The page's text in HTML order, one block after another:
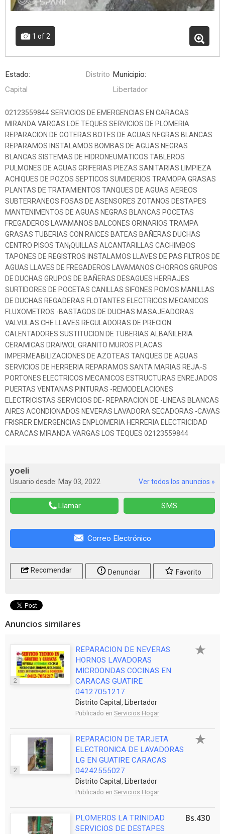
1 of 2
Estado:
Distrito
Capital
Municipio:
Libertador
02123559844 SERVICIOS DE EMERGENCIAS EN CARACAS
MIRANDA VARGAS LOE TEQUES SERVICIOS DE PLOMERIA
REPARACION DE GOTERAS BOTES DE AGUAS NEGRAS BLANCAS
REPARAMOS INSTALAMOS BOMBAS DE AGUAS NEGRAS
BLANCAS SISTEMAS DE HIDRONEUMATICOS TABLEROS
PULMONES DE AGUAS GRIFERIAS PIEZAS SANITARIAS LIMPIEZA
ACHIQUES DE POZOS SEPTICOS SUMIDERIOS TRAMOPA GRASAS
PLANTAS DE TRATAMIENTOS TANQUES DE AGUAS AEREOS
SUBTERRANEOS FOSAS DE ASENSORES ZOTANOS DESTAPES
MANTENIMENTOS DE AGUAS NEGRAS BLANCAS POCETAS
FREGADEROS LAVAMANOS BALCONES ORINARIOS TRAMPA
GRASAS TUBERIAS CON RAICES BATEAS BAÑERAS DUCHAS
CENTRO PISOS TAN¡QUILLAS ALCANTARILLAS CACHIMBOS
TAPONES DE REGISTROS INSTALAMOS LLAVES DE PAS FILTROS DE
AGUAS LLAVES DE FREGADEROS LAVAMANOS CHORROS GRUPOS
DE DUCHAS GRUPOS DE BAÑERAS DESAGUES HERRAJES
SURTIDORES DE POCETAS CANILLAS SIFONES POMOS MANILLAS
DE DUCHAS REGADERAS FLOTANTES ELECTRICOS MECANICOS
FLUXOMETROS -BASTAGOS DE DUCHAS MASAJEADORAS
VALVULAS CHE LLAVES REGULADORAS DE PRECION
CALENTADORES SUSTITUCION DE TUBERIAS ALBAÑILERIA
CERAMICAS DRAIWOL GRANITO MUROS PLACAS
IMPERMEABILIZACIONES DE AZOTEAS TANQUES DE AGUAS
SERVICIOS DE HERRERIA REPARAMOS SANTA MARIAS REJA-S
PORTONES ELECTRICOS MECANICOS ESTRUCTURAS ENREJADOS
PUERTAS VENTANAS PINTURAS -REMODELACIONES
ELECTRICISTAS SERVICIOS DE- REPARACION DE -LINEAS BLANCAS
AIRES ACONDIONADOS NEVERAS LAVADORA SECADORAS -CAVAS
FRISRER EMERGENCIAS ENPLOMERIA HERRERIA ELECTRICIDAD
CARACAS MIRANDA VARGAS LOS TEQUES 02123559844
yoeli
Usuario desde: May 03, 2022 Ver todos los anuncios »
Llamar SMS
Correo Electrónico
Recomendar Denunciar Favorito
Anuncios similares
2
REPARACION DE NEVERAS
HORNOS LAVADORAS
MICROONDAS COCINAS EN
CARACAS GUATIRE
04127051217
Distrito Capital, Libertador
Publicado en Servicios Hogar
2
REPARACION DE TARJETA
ELECTRONICA DE LAVADORAS
LG EN GUATIRE CARACAS
04242555027
Distrito Capital, Libertador
Publicado en Servicios Hogar
PLOMEROS LA TRINIDAD
SERVICIOS DE DESTAPES
Bs.430